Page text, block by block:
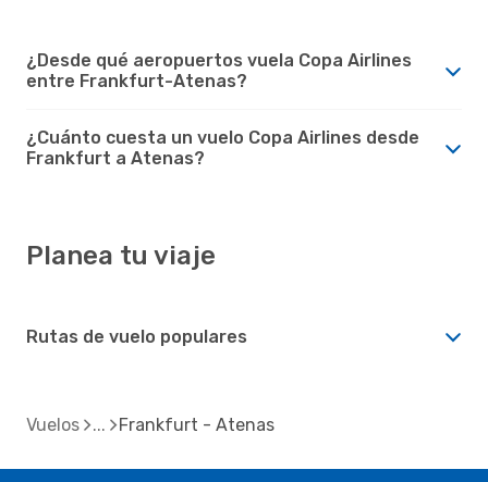
¿Desde qué aeropuertos vuela Copa Airlines
entre Frankfurt-Atenas?
¿Cuánto cuesta un vuelo Copa Airlines desde
Frankfurt a Atenas?
Planea tu viaje
Rutas de vuelo populares
Vuelos Frankfurt - Atenas